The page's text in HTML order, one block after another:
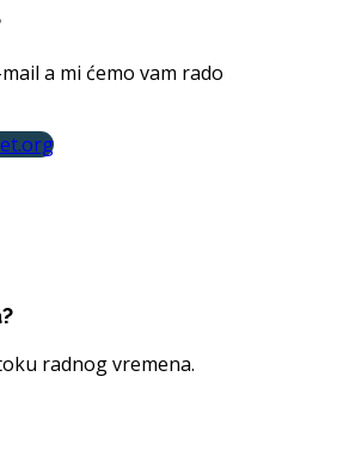
a mi ćemo vam rado
radnog vremena.